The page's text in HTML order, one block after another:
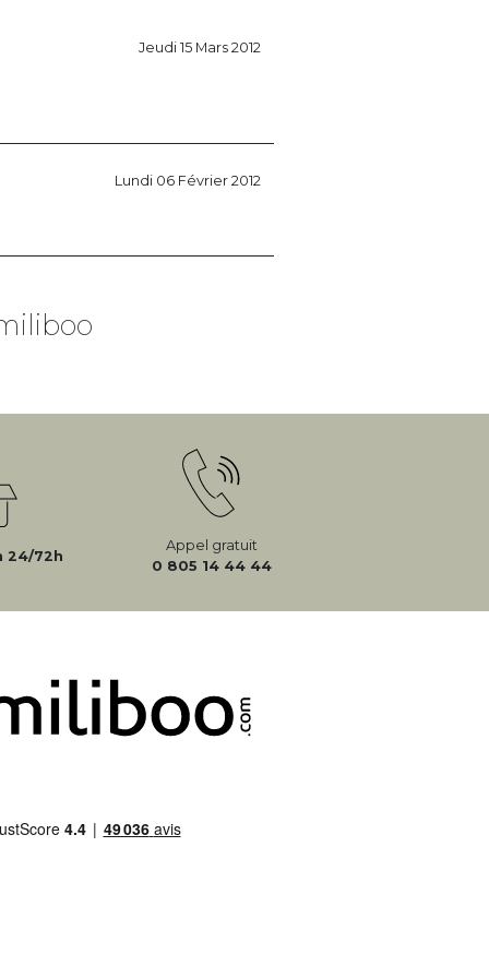
Jeudi 15 Mars 2012
Lundi 06 Février 2012
24/72h
Appel gratuit
0 805 14 44 44